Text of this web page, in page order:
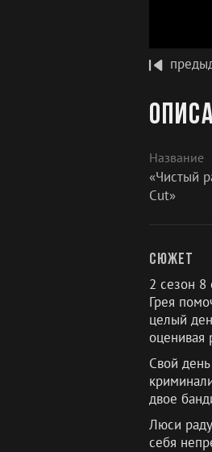
Название
«Чистый
Cut»
Сюжет
2 сезон 8
Грея
целый
оценивая
Свой
двое
Люси
себя